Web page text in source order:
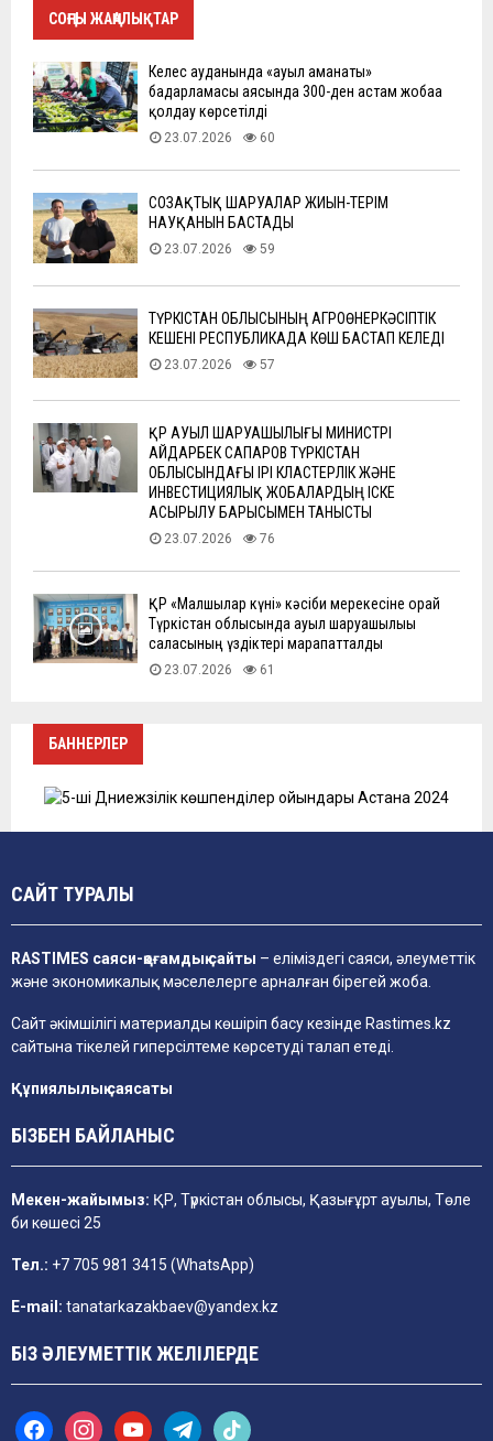
СОҢҒЫ ЖАҢАЛЫҚТАР
Келес ауданында «ауыл аманаты»
бағдарламасы аясында 300-ден астам жобаға
қолдау көрсетілді
23.07.2026 60
СОЗАҚТЫҚ ШАРУАЛАР ЖИЫН-ТЕРІМ
НАУҚАНЫН БАСТАДЫ
23.07.2026 59
ТҮРКІСТАН ОБЛЫСЫНЫҢ АГРОӨНЕРКӘСІПТІК
КЕШЕНІ РЕСПУБЛИКАДА КӨШ БАСТАП КЕЛЕДІ
23.07.2026 57
ҚР АУЫЛ ШАРУАШЫЛЫҒЫ МИНИСТРІ
АЙДАРБЕК САПАРОВ ТҮРКІСТАН
ОБЛЫСЫНДАҒЫ ІРІ КЛАСТЕРЛІК ЖӘНЕ
ИНВЕСТИЦИЯЛЫҚ ЖОБАЛАРДЫҢ ІСКЕ
АСЫРЫЛУ БАРЫСЫМЕН ТАНЫСТЫ
23.07.2026 76
ҚР «Малшылар күні» кәсіби мерекесіне орай
Түркістан облысында ауыл шаруашылығы
саласының үздіктері марапатталды
23.07.2026 61
БАННЕРЛЕР
САЙТ ТУРАЛЫ
RASTIMES саяси-қоғамдық сайты – еліміздегі саяси, әлеуметтік
және экономикалық мәселелерге арналған бірегей жоба.
Сайт әкімшілігі материалды көшіріп басу кезінде Rastimes.kz
сайтына тікелей гиперсілтеме көрсетуді талап етеді.
Құпиялылық саясаты
БІЗБЕН БАЙЛАНЫС
Мекен-жайымыз: ҚР, Түркістан облысы, Қазығұрт ауылы, Төле
би көшесі 25
Тел.: +7 705 981 3415 (WhatsApp)
E-mail: tanatarkazakbaev@yandex.kz
БІЗ ӘЛЕУМЕТТІК ЖЕЛІЛЕРДЕ
f
i
y
t
t